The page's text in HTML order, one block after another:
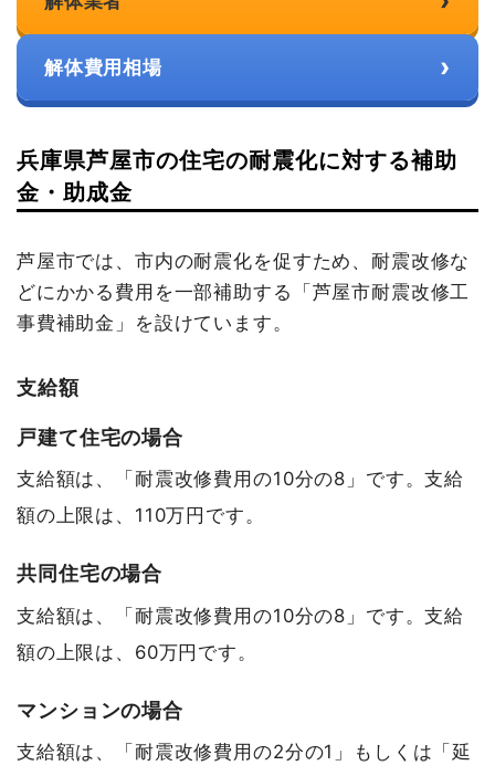
解体費用相場 ›
兵庫県芦屋市の住宅の耐震化に対する補助
金・助成金
芦屋市では、市内の耐震化を促すため、耐震改修な
どにかかる費用を一部補助する「芦屋市耐震改修工
事費補助金」を設けています。
支給額
戸建て住宅の場合
支給額は、「耐震改修費用の10分の8」です。支給
額の上限は、110万円です。
共同住宅の場合
支給額は、「耐震改修費用の10分の8」です。支給
額の上限は、60万円です。
マンションの場合
支給額は、「耐震改修費用の2分の1」もしくは「延